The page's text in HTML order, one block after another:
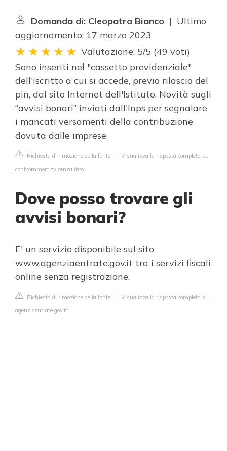
Domanda di: Cleopatra Bianco | Ultimo
aggiornamento: 17 marzo 2023
Valutazione: 5/5 (49 voti)
Sono inseriti nel "cassetto previdenziale"
dell'iscritto a cui si accede, previo rilascio del
pin, dal sito Internet dell'Istituto. Novità sugli
“avvisi bonari” inviati dall'Inps per segnalare
i mancati versamenti della contribuzione
dovuta dalle imprese.
Richiesta di rimozione della fonte | Visualizza la risposta completa su
confcommerciovicenza.info
Dove posso trovare gli
avvisi bonari?
E' un servizio disponibile sul sito
www.agenziaentrate.gov.it tra i servizi fiscali
online senza registrazione.
Richiesta di rimozione della fonte | Visualizza la risposta completa su
agenziaentrate.gov.it